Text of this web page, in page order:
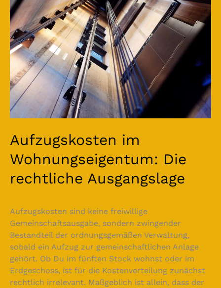
Aufzugskosten im
Wohnungseigentum: Die
rechtliche Ausgangslage
Aufzugskosten sind keine freiwillige
Gemeinschaftsausgabe, sondern zwingender
Bestandteil der ordnungsgemäßen Verwaltung,
sobald ein Aufzug zur gemeinschaftlichen Anlage
gehört. Ob Du im fünften Stock wohnst oder im
Erdgeschoss, ist für die Kostenverteilung zunächst
rechtlich irrelevant. Maßgeblich ist allein, dass der
rechtliche
Ausgangslage